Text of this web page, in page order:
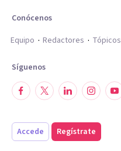
Conócenos
Equipo
Redactores Tópicos
Síguenos
Accede Regístrate